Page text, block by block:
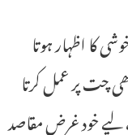
کا اظہار ہوتا
چت پر عمل کرتا
خود غرض مقاصد